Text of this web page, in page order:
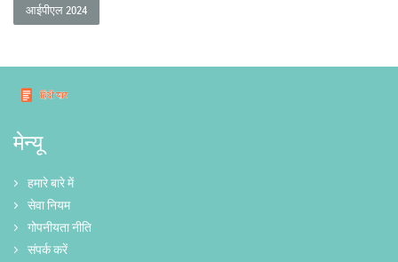
आईपीएल 2024
मेन्यू
हमारे बारे में
सेवा नियम
गोपनीयता नीति
संपर्क करें